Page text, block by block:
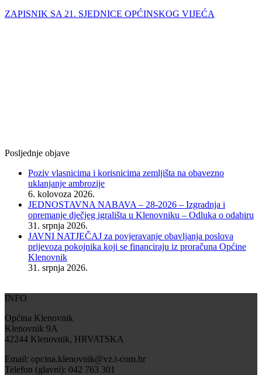
ZAPISNIK SA 21. SJEDNICE OPĆINSKOG VIJEĆA
Posljednje objave
Poziv vlasnicima i korisnicima zemljišta na obavezno
uklanjanje ambrozije
6. kolovoza 2026.
JEDNOSTAVNA NABAVA – 28-2026 – Izgradnja i
opremanje dječjeg igrališta u Klenovniku – Odluka o odabiru
31. srpnja 2026.
JAVNI NATJEČAJ za povjeravanje obavljanja poslova
prijevoza pokojnika koji se financiraju iz proračuna Općine
Klenovnik
31. srpnja 2026.
INFO
Općina Klenovnik
Klenovnik 9A
42244 Klenovnik, HRVATSKA
Email: opcina.klenovnik@vz.t-com.hr
Telefon (glavni): 042 763 301